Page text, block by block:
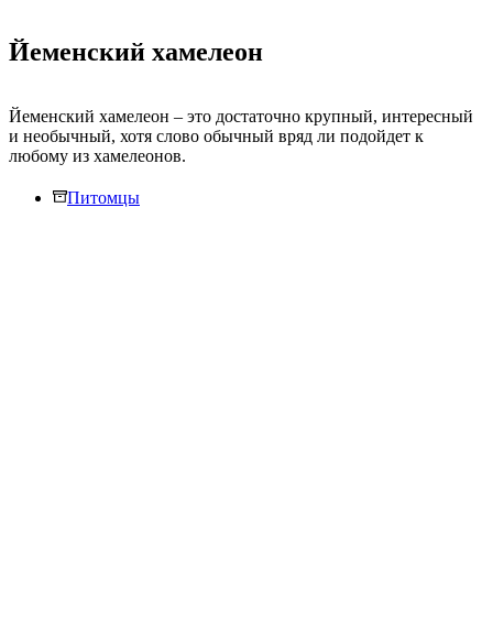
Йеменский хамелеон
Йеменский хамелеон – это достаточно крупный, интересный
и необычный, хотя слово обычный вряд ли подойдет к
любому из хамелеонов.
Питомцы